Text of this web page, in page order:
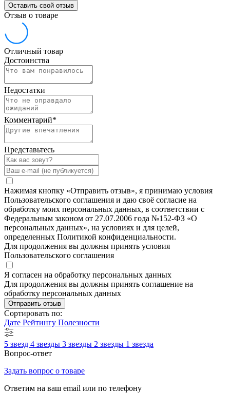
Оставить свой отзыв
Отзыв о товаре
Отличный товар
Достоинства
Недостатки
Комментарий*
Представьтесь
Нажимая кнопку «Отправить отзыв», я принимаю условия
Пользовательского соглашения и даю своё согласие на
обработку моих персональных данных, в соответствии с
Федеральным законом от 27.07.2006 года №152-ФЗ «О
персональных данных», на условиях и для целей,
определенных Политикой конфиденциальности.
Для продолжения вы должны принять условия
Пользовательского соглашения
Я согласен на обработку персональных данных
Для продолжения вы должны принять соглашение на
обработку персональных данных
Отправить отзыв
Сортировать по:
Дате Рейтингу Полезности
5 звезд 4 звезды 3 звезды 2 звезды 1 звезда
Вопрос-ответ
Задать вопрос о товаре
Ответим на ваш email или по телефону